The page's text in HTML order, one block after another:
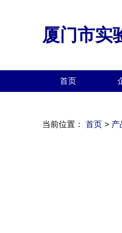
厦门市实
首页
当前位置： 首页 > 产